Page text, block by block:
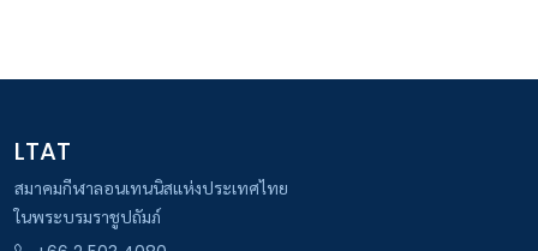
LTAT
สมาคมกีฬาลอนเทนนิสแห่งประเทศไทย
ในพระบรมราชูปถัมภ์